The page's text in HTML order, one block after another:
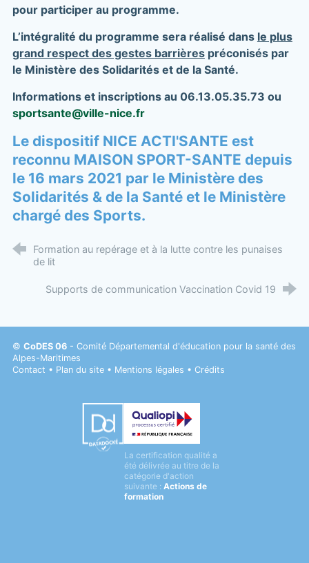
pour participer au programme.
L’intégralité du programme sera réalisé dans le plus
grand respect des gestes barrièrespréconisés par
le Ministère des Solidarités et de la Santé.
Informations et inscriptionsau 06.13.05.35.73 ou
sportsante@ville-nice.fr
Le dispositif NICE ACTI'SANTE est
reconnu MAISON SPORT-SANTE depuis
le 16 mars 2021 par le Ministère des
Solidarités & de la Santé et le Ministère
chargé des Sports.
Formation au repérage et à la lutte contre les punaises
de lit
Supports de communication Vaccination Covid 19
© CoDES 06- Comité Départemental d'éducation pour la santé des
Alpes-Maritimes
Contact • Plan du site• Mentions légales • Crédits
Datadock
Qualiopi
La certification qualité a
été délivrée au titre de la
catégorie d'action
suivante : Actions de
formation